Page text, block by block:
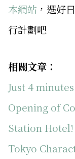
本網站 ，選好
行計劃吧
相關文章：
Just 4
Opening of
Station Hotel!
Tokyo